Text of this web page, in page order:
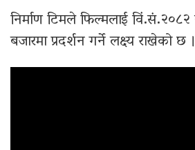
निर्माण टिमले फिल्मलाई विं.सं.२०८२
बजारमा प्रदर्शन गर्ने लक्ष्य राखेको छ ।